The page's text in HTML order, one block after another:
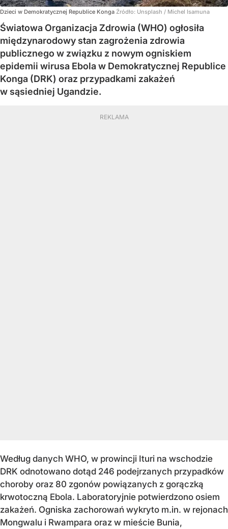
Dzieci w Demokratycznej Republice Konga Źródło: Unsplash / Michel Isamuna
Światowa Organizacja Zdrowia (WHO) ogłosiła
międzynarodowy stan zagrożenia zdrowia
publicznego w związku z nowym ogniskiem
epidemii wirusa Ebola w Demokratycznej Republice
Konga (DRK) oraz przypadkami zakażeń
w sąsiedniej Ugandzie.
Według danych WHO, w prowincji Ituri na wschodzie
DRK odnotowano dotąd 246 podejrzanych przypadków
choroby oraz 80 zgonów powiązanych z gorączką
krwotoczną Ebola. Laboratoryjnie potwierdzono osiem
zakażeń. Ogniska zachorowań wykryto m.in. w rejonach
Mongwalu i Rwampara oraz w mieście Bunia,